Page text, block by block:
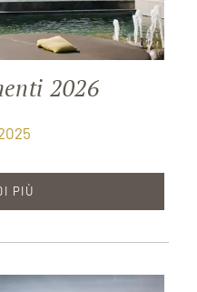
2026
PIÙ